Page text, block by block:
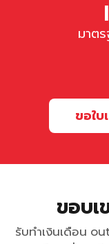
มาต
ขอใบ
ขอบเ
รับทำเงินเดือน